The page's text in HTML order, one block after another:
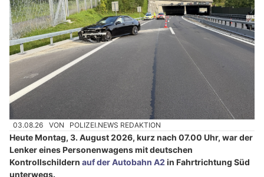
03.08.26 VON POLIZEI.NEWS REDAKTION
Heute Montag, 3. August 2026, kurz nach 07.00 Uhr, war der
Lenker eines Personenwagens mit deutschen
Kontrollschildern auf der Autobahn A2 in Fahrtrichtung Süd
unterwegs.